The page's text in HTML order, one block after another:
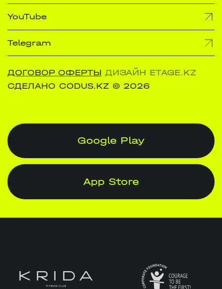
YouTube
Telegram
ДОГОВОР ОФЕРТЫ ДИЗАЙН ETAGE.KZ
СДЕЛАНО CODUS.KZ © 2026
Google Play
App Store